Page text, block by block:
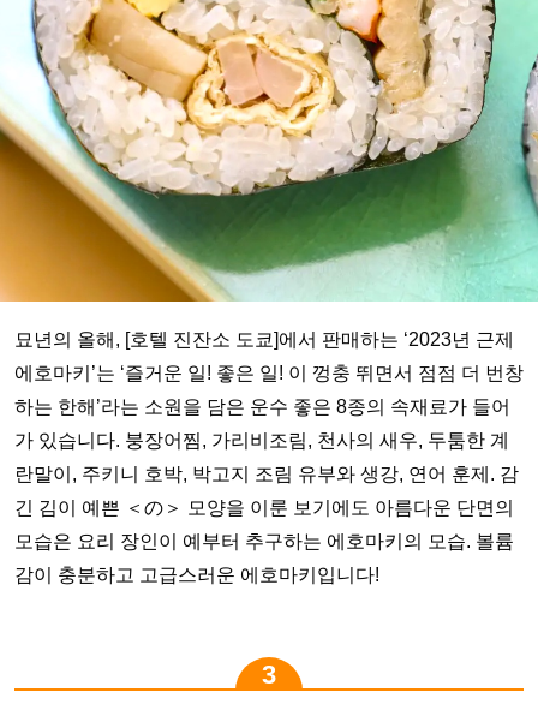
묘년의 올해, [호텔 진잔소 도쿄]에서 판매하는 ‘2023년 근제
에호마키’는 ‘즐거운 일! 좋은 일! 이 껑충 뛰면서 점점 더 번창
하는 한해’라는 소원을 담은 운수 좋은 8종의 속재료가 들어
가 있습니다. 붕장어찜, 가리비조림, 천사의 새우, 두툼한 계
란말이, 주키니 호박, 박고지 조림 유부와 생강, 연어 훈제. 감
긴 김이 예쁜 ＜の＞ 모양을 이룬 보기에도 아름다운 단면의
모습은 요리 장인이 예부터 추구하는 에호마키의 모습. 볼륨
감이 충분하고 고급스러운 에호마키입니다!